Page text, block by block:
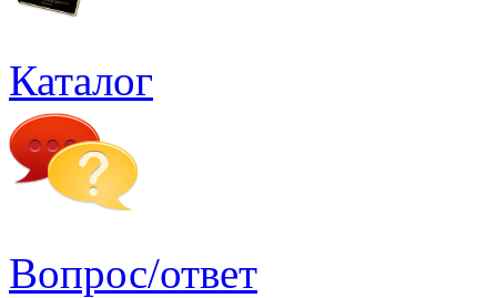
Каталог
Вопрос/ответ